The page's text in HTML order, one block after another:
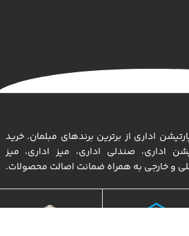
اداری از برترین برندهای مبلمان. خرید
اداری، صندلی اداری، میز اداری، میز
و خارجی به همراه ضمانت اصالت محصولات.